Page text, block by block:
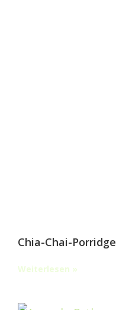
Chia-Chai-Porridge
Weiterlesen »